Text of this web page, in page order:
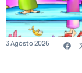
3 Agosto 2026